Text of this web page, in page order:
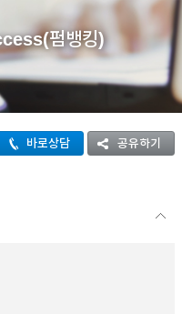
펌뱅킹)
바로상담 공유하기